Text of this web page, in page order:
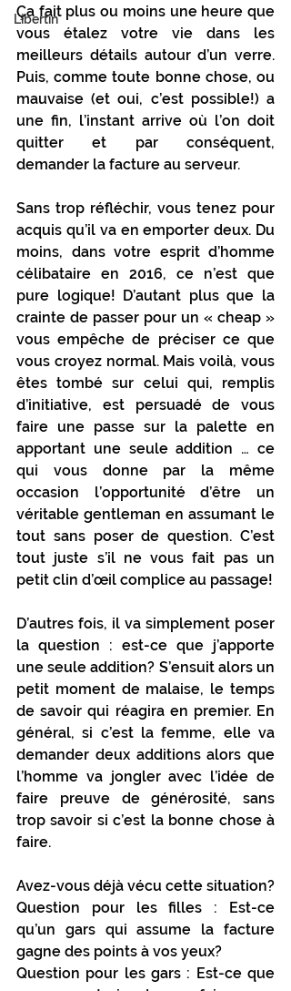
Libertin
Ça fait plus ou moins une heure que
vous étalez votre vie dans les
meilleurs détails autour d’un verre.
Puis, comme toute bonne chose, ou
mauvaise (et oui, c’est possible!) a
une fin, l’instant arrive où l’on doit
quitter et par conséquent,
demander la facture au serveur.
Sans trop réfléchir, vous tenez pour
acquis qu’il va en emporter deux. Du
moins, dans votre esprit d’homme
célibataire en 2016, ce n’est que
pure logique! D’autant plus que la
crainte de passer pour un « cheap »
vous empêche de préciser ce que
vous croyez normal. Mais voilà, vous
êtes tombé sur celui qui, remplis
d’initiative, est persuadé de vous
faire une passe sur la palette en
apportant une seule addition … ce
qui vous donne par la même
occasion l’opportunité d’être un
véritable gentleman en assumant le
tout sans poser de question. C’est
tout juste s’il ne vous fait pas un
D’autres fois, il va simplement poser
la question : est-ce que j’apporte
une seule addition? S’ensuit alors un
petit moment de malaise, le temps
de savoir qui réagira en premier. En
général, si c’est la femme, elle va
demander deux additions alors que
l’homme va jongler avec l’idée de
faire preuve de générosité, sans
trop savoir si c’est la bonne chose à
faire.
Avez-vous déjà vécu cette situation?
Question pour les filles : Est-ce
qu’un gars qui assume la facture
gagne des points à vos yeux?
Question pour les gars : Est-ce que